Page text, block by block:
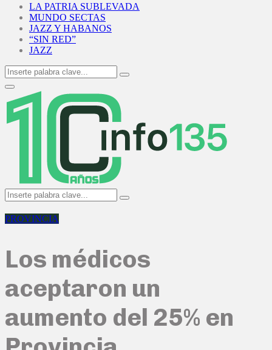
LA PATRIA SUBLEVADA
MUNDO SECTAS
JAZZ Y HABANOS
“SIN RED”
JAZZ
Search
for:
Search
Primary
Menu
Search
for:
Search
PROVINCIA
Los médicos
aceptaron un
aumento del 25% en